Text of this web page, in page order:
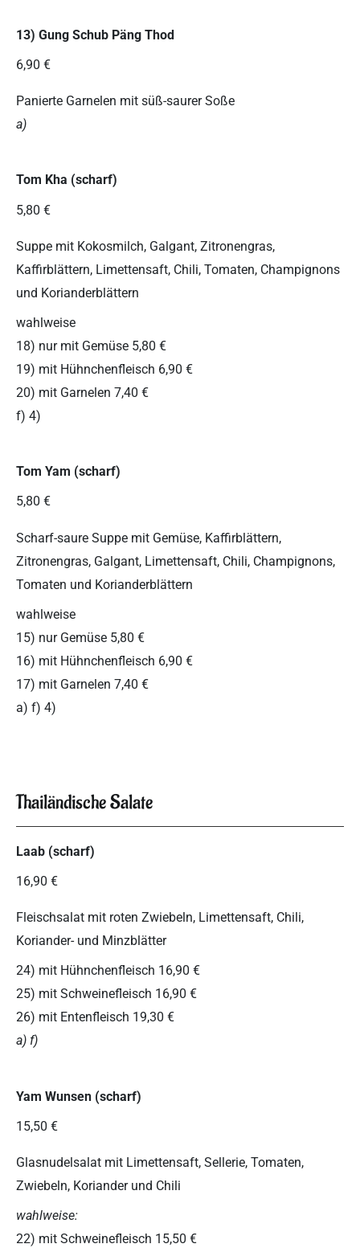
13) Gung Schub Päng Thod
6,90 €
Panierte Garnelen mit süß-saurer Soße
a)
Tom Kha (scharf)
5,80 €
Suppe mit Kokosmilch, Galgant, Zitronengras,
Kaffirblättern, Limettensaft, Chili, Tomaten, Champignons
und Korianderblättern
wahlweise
18) nur mit Gemüse 5,80 €
19) mit Hühnchenfleisch 6,90 €
20) mit Garnelen 7,40 €
f) 4)
Tom Yam (scharf)
5,80 €
Scharf-saure Suppe mit Gemüse, Kaffirblättern,
Zitronengras, Galgant, Limettensaft, Chili, Champignons,
Tomaten und Korianderblättern
wahlweise
15) nur Gemüse 5,80 €
16) mit Hühnchenfleisch 6,90 €
17) mit Garnelen 7,40 €
a) f) 4)
Thailändische Salate
Laab (scharf)
16,90 €
Fleischsalat mit roten Zwiebeln, Limettensaft, Chili,
Koriander- und Minzblätter
24) mit Hühnchenfleisch 16,90 €
25) mit Schweinefleisch 16,90 €
26) mit Entenfleisch 19,30 €
a) f)
Yam Wunsen (scharf)
15,50 €
Glasnudelsalat mit Limettensaft, Sellerie, Tomaten,
Zwiebeln, Koriander und Chili
wahlweise:
22) mit Schweinefleisch 15,50 €